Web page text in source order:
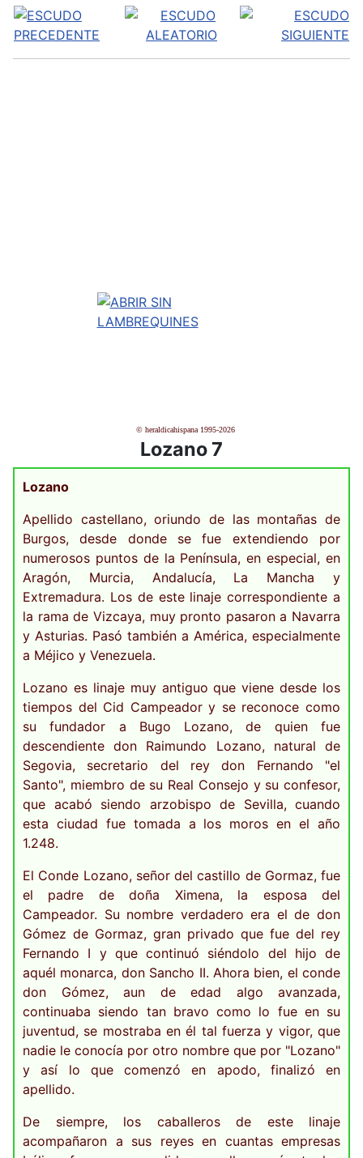
© heraldicahispana 1995-2026
Lozano 7
Lozano
Apellido castellano, oriundo de las montañas de
Burgos, desde donde se fue extendiendo por
numerosos puntos de la Península, en especial, en
Aragón, Murcia, Andalucía, La Mancha y
Extremadura. Los de este linaje correspondiente a
la rama de Vizcaya, muy pronto pasaron a Navarra
y Asturias. Pasó también a América, especialmente
a Méjico y Venezuela.
Lozano es linaje muy antiguo que viene desde los
tiempos del Cid Campeador y se reconoce como
su fundador a Bugo Lozano, de quien fue
descendiente don Raimundo Lozano, natural de
Segovia, secretario del rey don Fernando "el
Santo", miembro de su Real Consejo y su confesor,
que acabó siendo arzobispo de Sevilla, cuando
esta ciudad fue tomada a los moros en el año
1.248.
El Conde Lozano, señor del castillo de Gormaz, fue
el padre de doña Ximena, la esposa del
Campeador. Su nombre verdadero era el de don
Gómez de Gormaz, gran privado que fue del rey
Fernando I y que continuó siéndolo del hijo de
aquél monarca, don Sancho II. Ahora bien, el conde
don Gómez, aun de edad algo avanzada,
continuaba siendo tan bravo como lo fue en su
juventud, se mostraba en él tal fuerza y vigor, que
nadie le conocía por otro nombre que por "Lozano"
y así lo que comenzó en apodo, finalizó en
apellido.
De siempre, los caballeros de este linaje
acompañaron a sus reyes en cuantas empresas